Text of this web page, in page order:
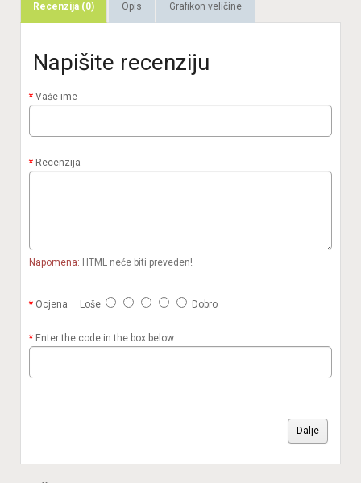
Recenzija (0) Opis Grafikon veličine
Napišite recenziju
Vaše ime
Recenzija
Napomena: HTML neće biti preveden!
Ocjena Loše Dobro
Enter the code in the box below
Dalje